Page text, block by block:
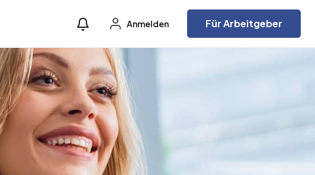
Anmelden Für Arbeitgeber